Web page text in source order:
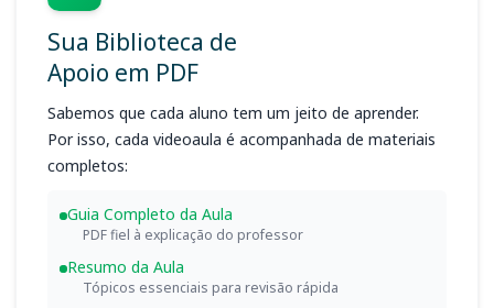
Sua Biblioteca de
Apoio em PDF
Sabemos que cada aluno tem um jeito de aprender.
Por isso, cada videoaula é acompanhada de materiais
completos:
Guia Completo da Aula
PDF fiel à explicação do professor
Resumo da Aula
Tópicos essenciais para revisão rápida